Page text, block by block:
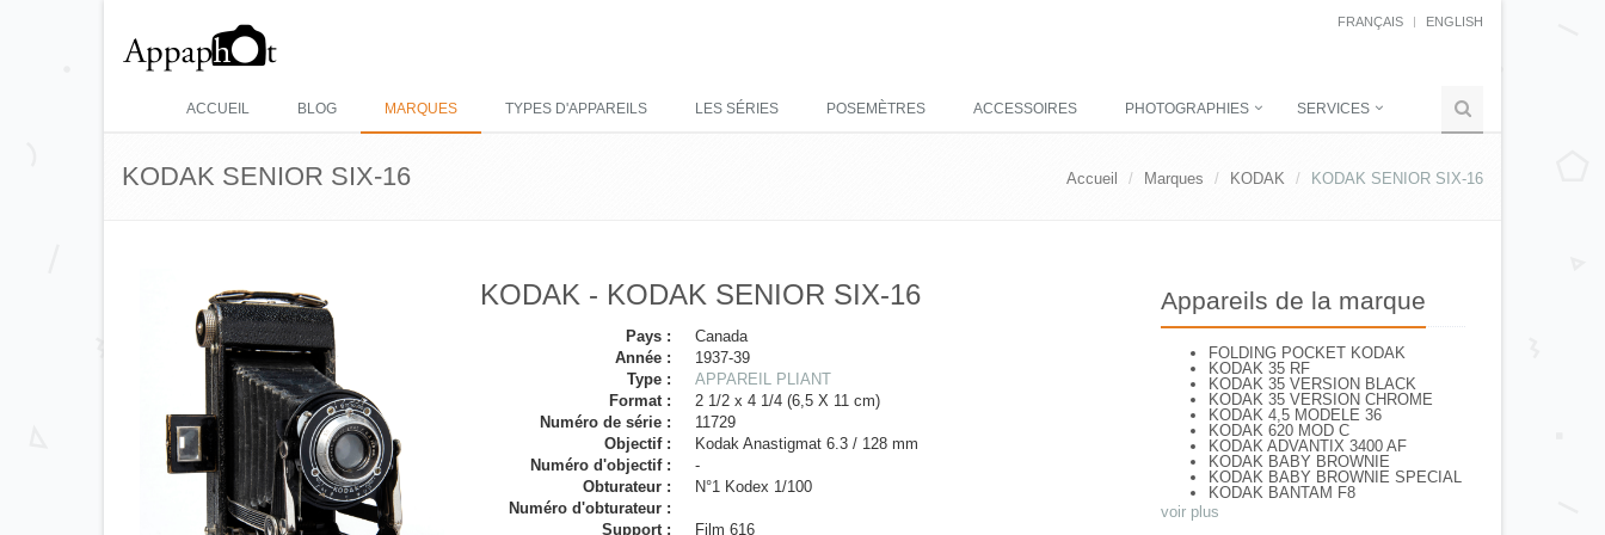
FRANÇAIS ENGLISH
ACCUEIL BLOG MARQUES TYPES D'APPAREILS LES SÉRIES POSEMÈTRES ACCESSOIRES PHOTOGRAPHIES SERVICES
KODAK SENIOR SIX-16 Accueil Marques KODAK KODAK SENIOR SIX-16
KODAK - KODAK SENIOR SIX-16
Pays :
Canada
Année :
1937-39
Type :
APPAREIL PLIANT
Format :
2 1/2 x 4 1/4 (6,5 X 11 cm)
Numéro de série :
11729
Objectif :
Kodak Anastigmat 6.3 / 128 mm
Numéro d'objectif :
-
Obturateur :
N°1 Kodex 1/100
Numéro d'obturateur :
Support :
Film 616
Appareils de la marque
FOLDING POCKET KODAK
KODAK 35 RF
KODAK 35 VERSION BLACK
KODAK 35 VERSION CHROME
KODAK 4,5 MODELE 36
KODAK 620 MOD C
KODAK ADVANTIX 3400 AF
KODAK BABY BROWNIE
KODAK BABY BROWNIE SPECIAL
KODAK BANTAM F8
KODAK BANTAM SPECIAL (Déco)
voir plus